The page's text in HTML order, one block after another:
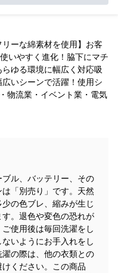
リーな綿素材を使用】お客
いやすく進化！脇下にマチ
ゆる環境に幅広く対応吸
いシーンで活躍！使用シ
物流業・イベント業・電気
ル、バッテリー、その
「別売り」です。天然
の色ブレ、縮みが生じ
。退色や変色の恐れが
使用後は毎回洗濯をし
いようにお手入れをし
の際は、他の衣類との
ください。この商品